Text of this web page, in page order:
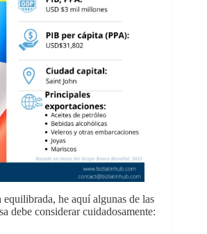
equilibrada, he aquí algunas de las
debe considerar cuidadosamente: